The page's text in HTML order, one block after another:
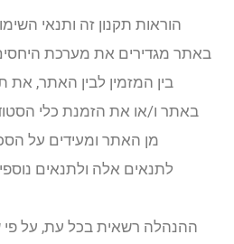
הוראות תקנון זה ותנאי
באתר מגדירים את מערכת
בין המזמין לבין האתר, את
באתר ו/או את הזמנת כלי
מן האתר ומעידים על
לתנאים אלה ולתנאים
ההנהלה רשאית בכל עת, על פי